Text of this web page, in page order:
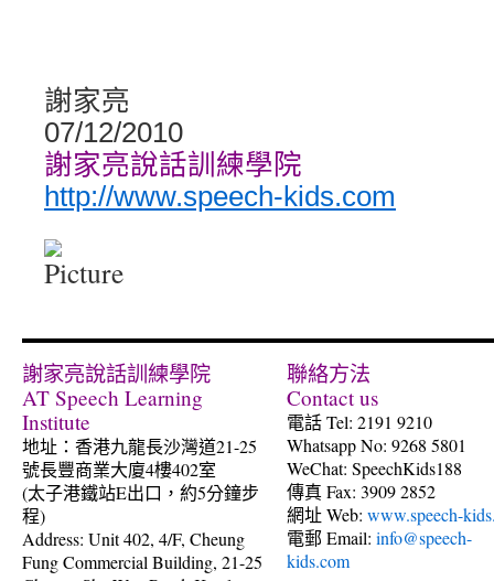
謝家亮
07/12/2010
謝家亮說話訓練學院
http://www.speech-kids.com
謝家亮說話訓練學院
AT Speech Learning
Institute
地址：香港九龍長沙灣道21-25
號長豐商業大廈4樓402室
(太子港鐵站E出口，約5分鐘步
程)
Address: Unit 402, 4/F, Cheung
Fung Commercial Building, 21-25
聯絡方法
Contact us
電話 Tel: 2191 9210
Whatsapp No: 9268 5801
WeChat: SpeechKids188
傳真 Fax: 3909 2852
網址 Web: www.speech-
電郵 Email: info@speech-
kids.com